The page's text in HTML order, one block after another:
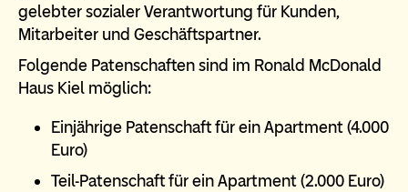
gelebter sozialer Verantwortung für Kunden,
Mitarbeiter und Geschäftspartner.
Folgende Patenschaften sind im Ronald McDonald
Haus Kiel möglich:
Einjährige Patenschaft für ein Apartment (4.000
Euro)
Teil-Patenschaft für ein Apartment (2.000 Euro)